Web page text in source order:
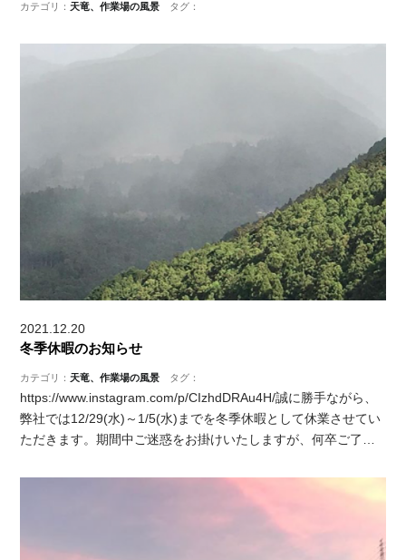
カテゴリ： 天竜、作業場の風景 タグ：
2021.12.20
冬季休暇のお知らせ
カテゴリ： 天竜、作業場の風景 タグ：
https://www.instagram.com/p/CIzhdDRAu4H/誠に勝手ながら、
弊社では12/29(水)～1/5(水)までを冬季休暇として休業させてい
ただきます。期間中ご迷惑をお掛けいたしますが、何卒ご了…